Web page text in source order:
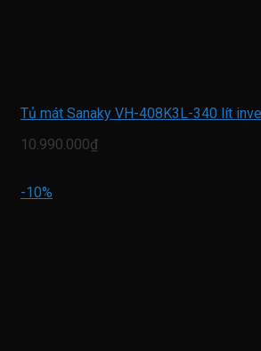
Tủ mát Sanaky VH-408K3L-340 lít
10.990.000₫
-10%